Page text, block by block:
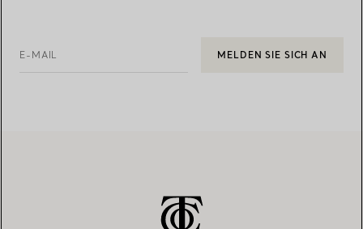
E-MAIL MELDEN SIE SICH AN